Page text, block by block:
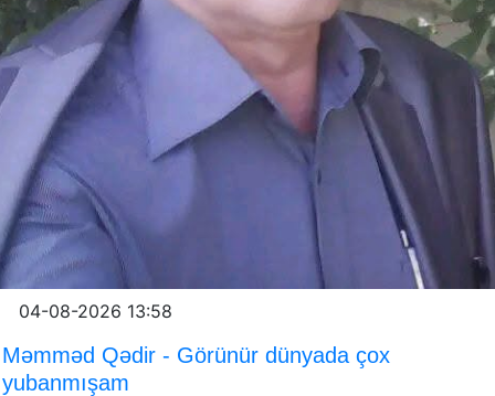
04-08-2026 13:58
Məmməd Qədir - Görünür dünyada çox
yubanmışam